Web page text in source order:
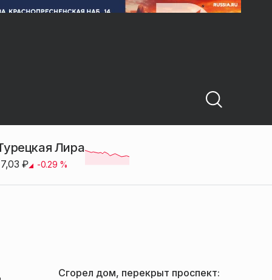
Лира
₽ -0.29 %
Сгорел дом, перекрыт проспект: